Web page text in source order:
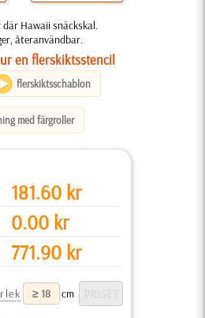
Hawaii snäckskal.
återanvändbar.
en flerskiktsstencil
flerskiktsschablon
med färgroller
181.60 kr
0.00 kr
771.90 kr
cm